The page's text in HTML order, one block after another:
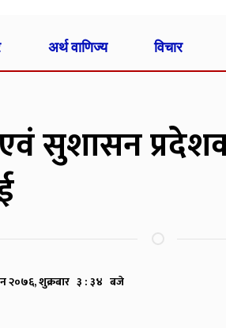
अर्थ वाणिज्य विचार
एवं सुशासन
२०७६, शुक्रबार ३ : ३४ बजे